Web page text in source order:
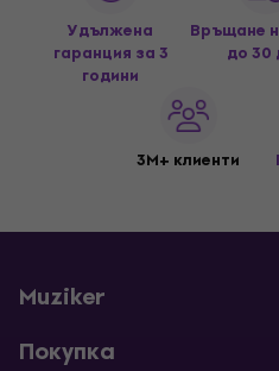
Удължена
гаранция за 3
години
Връщане
до 30
3M+ клиенти
Muziker
Покупка